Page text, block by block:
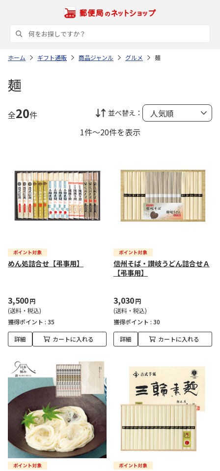
ホーム ギフト通販 商品ジャンル グルメ 麺
麺
全20件 並べ替え：
1件～20件を表示
めん処詰合せ【弔事用】
3,500円
(送料・税込)
獲得ポイント : 35
詳細 カートに入れる
信州そば・讃岐うどん詰合せＡ
【弔事用】
3,030円
(送料・税込)
獲得ポイント : 30
詳細 カートに入れる